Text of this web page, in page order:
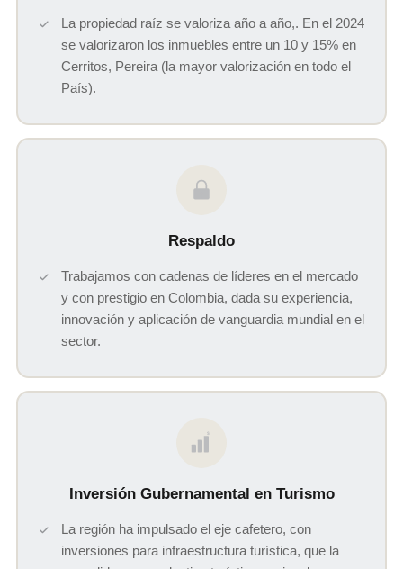
La propiedad raíz se valoriza año a año,. En el 2024
se valorizaron los inmuebles entre un 10 y 15% en
Cerritos, Pereira (la mayor valorización en todo el
País).
Respaldo
Trabajamos con cadenas de líderes en el mercado
y con prestigio en Colombia, dada su experiencia,
innovación y aplicación de vanguardia mundial en el
sector.
$
Inversión Gubernamental en Turismo
La región ha impulsado el eje cafetero, con
inversiones para infraestructura turística, que la